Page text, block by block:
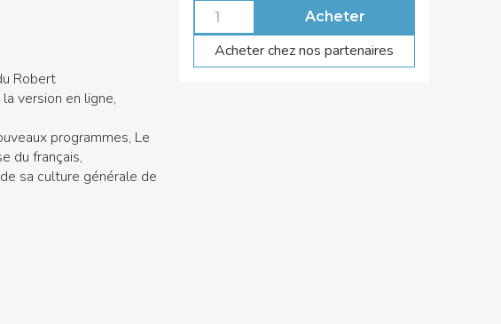
Robert
version en ligne,
programmes, Le
du français,
sa culture générale de
Acheter chez nos partenaires